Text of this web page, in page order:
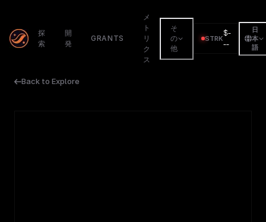
探
索
開
発
GRANTS
メ
ト
リ
ク
ス
そ
の
他
STRK
$-
--
日
本
語
Back to Explore